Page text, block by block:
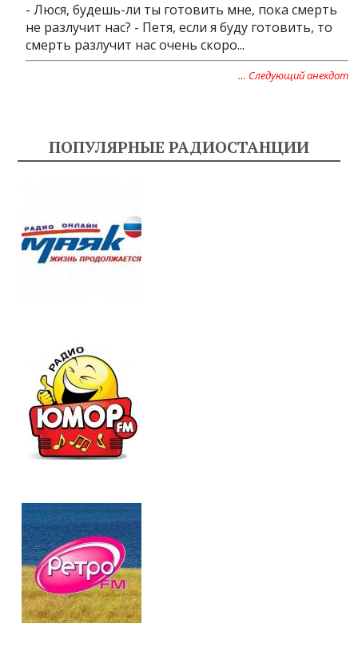
- Люся, будешь-ли ты готовить мне, пока смерть
не разлучит нас? - Петя, если я буду готовить, то
смерть разлучит нас очень скоро...
… Следующий анекдот
ПОПУЛЯРНЫЕ РАДИОСТАНЦИИ